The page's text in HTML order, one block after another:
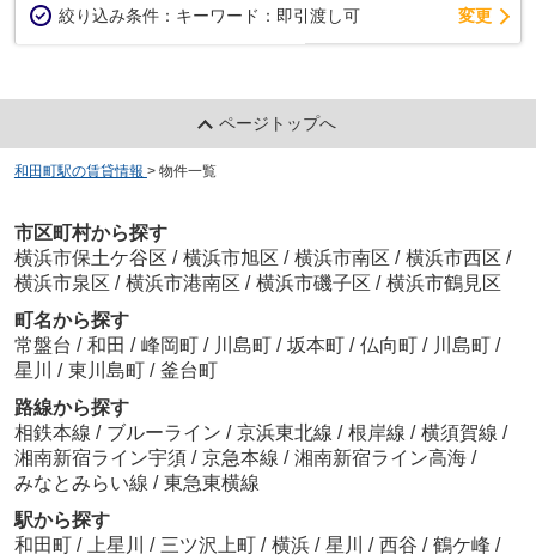
絞り込み条件： キーワード：即引渡し可 変更
ページトップへ
和田町駅の賃貸情報 > 物件一覧
市区町村から探す
横浜市保土ケ谷区 / 横浜市旭区 / 横浜市南区 / 横浜市西区 /
横浜市泉区 / 横浜市港南区 / 横浜市磯子区 / 横浜市鶴見区
町名から探す
常盤台 / 和田 / 峰岡町 / 川島町 / 坂本町 / 仏向町 / 川島町 /
星川 / 東川島町 / 釜台町
路線から探す
相鉄本線 / ブルーライン / 京浜東北線 / 根岸線 / 横須賀線 /
湘南新宿ライン宇須 / 京急本線 / 湘南新宿ライン高海 /
みなとみらい線 / 東急東横線
駅から探す
和田町 / 上星川 / 三ツ沢上町 / 横浜 / 星川 / 西谷 / 鶴ケ峰 /